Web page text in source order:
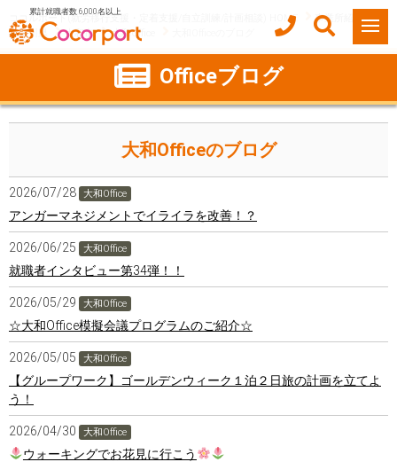
累計就職者数 6,000名以上
ココルポート(就労移行支援・定着支援/自立訓練/計画相談) HOME
事業所紹介
神奈川県
大和市 大和Office
Officeブログ
大和Officeのブログ
2026/07/28 大和Office
アンガーマネジメントでイライラを改善！？
2026/06/25 大和Office
就職者インタビュー第34弾！！
2026/05/29 大和Office
☆大和Office模擬会議プログラムのご紹介☆
2026/05/05 大和Office
【グループワーク】ゴールデンウィーク１泊２日旅の計画を立てよ
う！
2026/04/30 大和Office
ウォーキングでお花見に行こう